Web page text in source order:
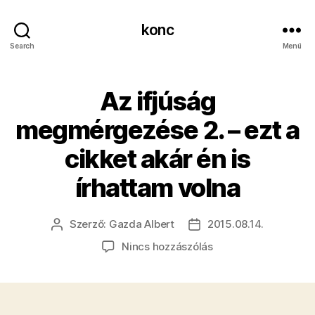
Search
konc
Menü
Az ifjúság
megmérgezése 2. – ezt a
cikket akár én is
írhattam volna
Bejegyzés
Szerző: Gazda Albert
Bejegyzés
dátuma
2015.08.14.
Nincs hozzászólása(z)